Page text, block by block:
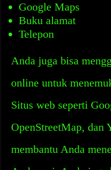
Google Maps
Buku alamat
Telepon
Anda juga bisa
online untuk
Situs web seperti
OpenStreetMap, dan
membantu Anda